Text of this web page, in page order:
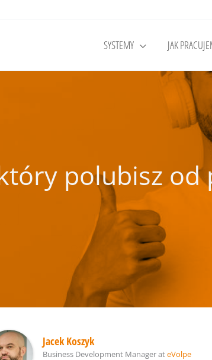
SYSTEMY JAK
polubisz
Jacek Koszyk
Business Development ManagerateVolpe